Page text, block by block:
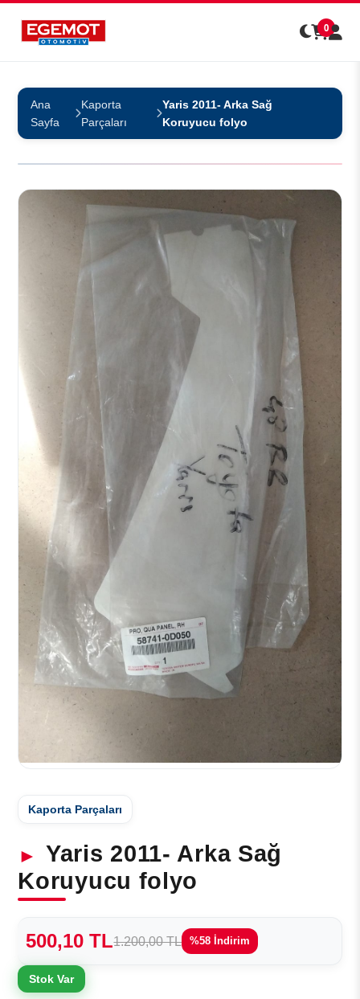
0
Ana
Sayfa
Kaporta
Parçaları
Yaris 2011- Arka Sağ
Koruyucu folyo
Kaporta Parçaları
Yaris 2011- Arka Sağ
Koruyucu folyo
500,10 TL1.200,00 TL %58 İndirim
Stok Var